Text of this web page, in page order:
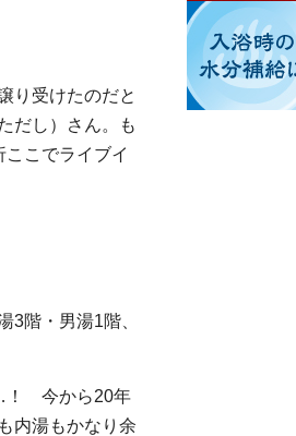
り受けたのだと
だし）さん。も
こでライブイ
3階・男湯1階、
！ 今から20年
内湯もかなり余